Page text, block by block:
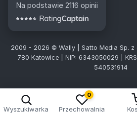
Na podstawie 2116 opinii
2009 - 2026 © Wally | Satto Media Sp. z
780 Katowice | NIP: 6343050029 |
540531914
Wyszukiwarka
0
Przechowalnia